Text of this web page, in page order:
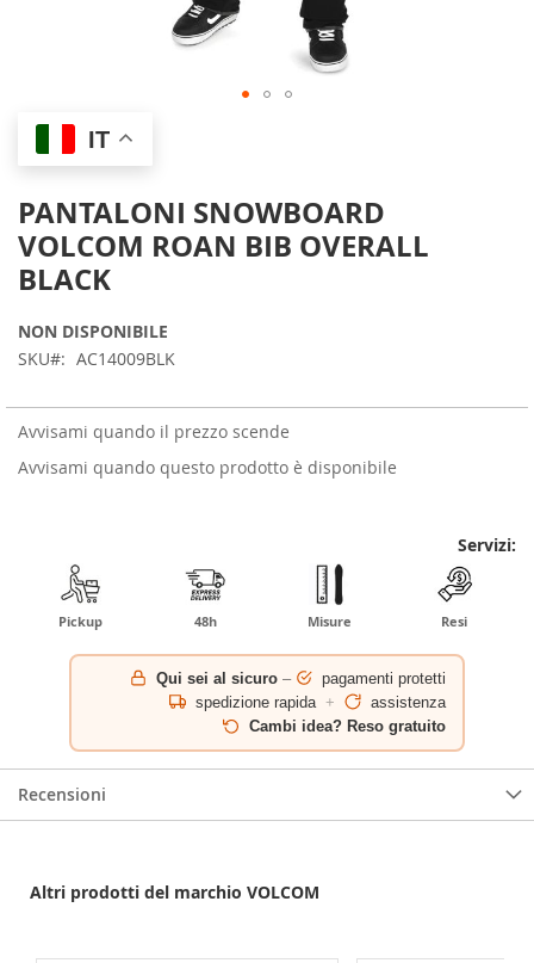
IT
PANTALONI SNOWBOARD
VOLCOM ROAN BIB OVERALL
BLACK
NON DISPONIBILE
SKU
AC14009BLK
Avvisami quando il prezzo scende
Avvisami quando questo prodotto è disponibile
Servizi:
Pickup 48h Misure Resi
Qui sei al sicuro –
pagamenti protetti
spedizione rapida +
assistenza
Cambi idea? Reso gratuito
Skip
the
of
the
images
gallery
Recensioni
Altri prodotti del marchio VOLCOM